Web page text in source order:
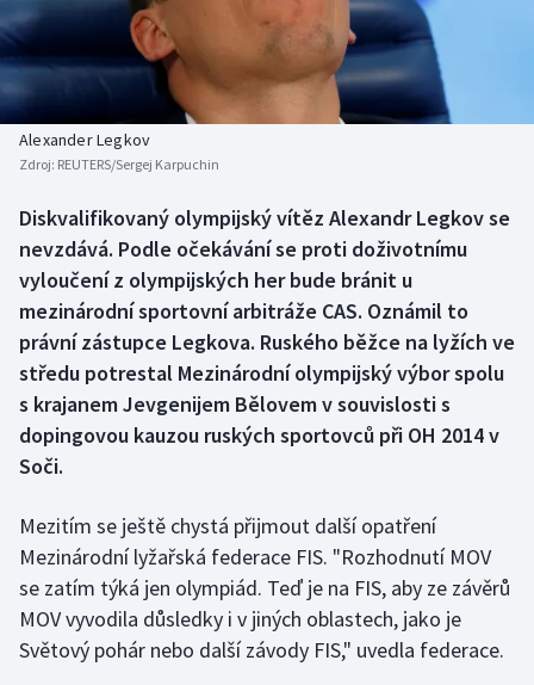
Baseball a softbal
Basketbal
Biatlon
Box
Curling
Dostihy
Florbal
Futsal
Golf
Gymnastika
Házená
Soutěže
Historické návraty
Aplikace ČT sport
Alexander Legkov
Zdroj: REUTERS/Sergej Karpuchin
Diskvalifikovaný olympijský vítěz Alexandr Legkov se
nevzdává. Podle očekávání se proti doživotnímu
vyloučení z olympijských her bude bránit u
mezinárodní sportovní arbitráže CAS. Oznámil to
právní zástupce Legkova. Ruského běžce na lyžích ve
středu potrestal Mezinárodní olympijský výbor spolu
s krajanem Jevgenijem Bělovem v souvislosti s
dopingovou kauzou ruských sportovců při OH 2014 v
Soči.
Mezitím se ještě chystá přijmout další opatření
Mezinárodní lyžařská federace FIS. "Rozhodnutí MOV
se zatím týká jen olympiád. Teď je na FIS, aby ze závěrů
MOV vyvodila důsledky i v jiných oblastech, jako je
Světový pohár nebo další závody FIS," uvedla federace.